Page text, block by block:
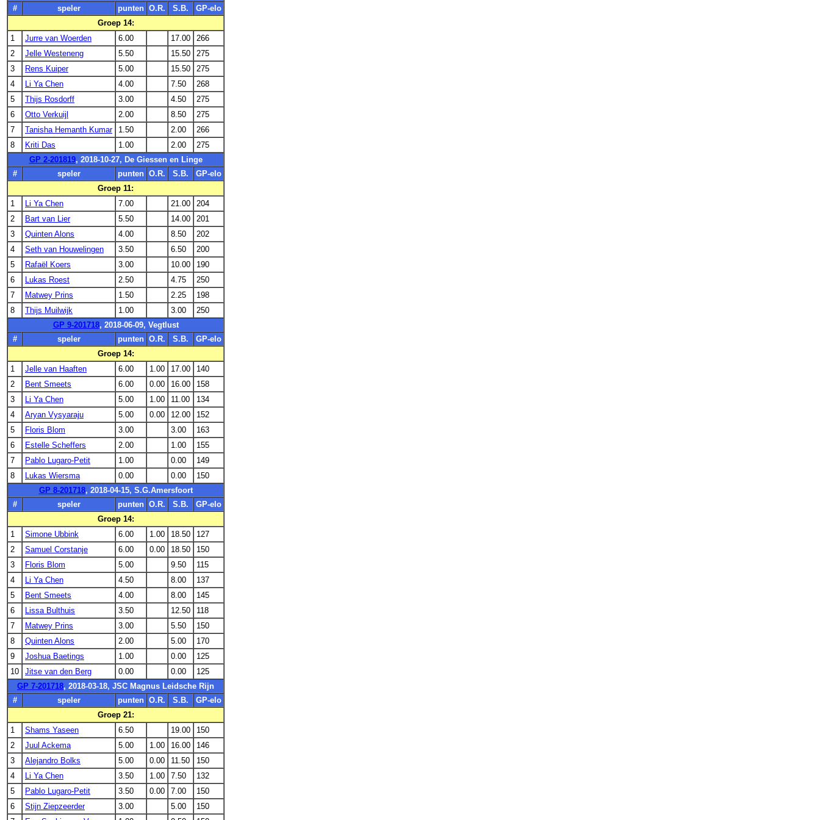
#
speler punten O.R. S.B.
GP-elo
Groep 14:
1
Jurre van Woerden 6.00 17.00
266
2
Jelle Westeneng 5.50 15.50
275
3
Rens Kuiper 5.00 15.50
275
4
Li Ya Chen 4.00 7.50
268
5
Thijs Rosdorff 3.00 4.50
275
6
Otto Verkuijl 2.00 8.50
275
7
Tanisha Hemanth Kumar 1.50 2.00
266
8
Kriti Das 1.00 2.00
275
GP 2-201819, 2018-10-27, De Giessen en Linge
#
speler punten O.R. S.B.
GP-elo
Groep 11:
1
Li Ya Chen 7.00 21.00
204
2
Bart van Lier 5.50 14.00
201
3
Quinten Alons 4.00 8.50
202
4
Seth van Houwelingen 3.50 6.50
200
5
Rafaël Koers 3.00 10.00
190
6
Lukas Roest 2.50 4.75
250
7
Matwey Prins 1.50 2.25
198
8
Thijs Muilwijk 1.00 3.00
250
GP 9-201718, 2018-06-09, Vegtlust
#
speler punten O.R. S.B.
GP-elo
Groep 14:
1
Jelle van Haaften 6.00 1.00 17.00
140
2
Bent Smeets 6.00 0.00 16.00
158
3
Li Ya Chen 5.00 1.00 11.00
134
4
Aryan Vysyaraju 5.00 0.00 12.00
152
5
Floris Blom 3.00 3.00
163
6
Estelle Scheffers 2.00 1.00
155
7
Pablo Lugaro-Petit 1.00 0.00
149
8
Lukas Wiersma 0.00 0.00
150
GP 8-201718, 2018-04-15, S.G.Amersfoort
#
speler punten O.R. S.B.
GP-elo
Groep 14:
1
Simone Ubbink 6.00 1.00 18.50
127
2
Samuel Corstanje 6.00 0.00 18.50
150
3
Floris Blom 5.00 9.50
115
4
Li Ya Chen 4.50 8.00
137
5
Bent Smeets 4.00 8.00
145
6
Lissa Bulthuis 3.50 12.50
118
7
Matwey Prins 3.00 5.50
150
8
Quinten Alons 2.00 5.00
170
9
Joshua Baetings 1.00 0.00
125
10
Jitse van den Berg 0.00 0.00
125
GP 7-201718, 2018-03-18, JSC Magnus Leidsche Rijn
#
speler punten O.R. S.B.
GP-elo
Groep 21:
1
Shams Yaseen 6.50 19.00
150
2
Juul Ackema 5.00 1.00 16.00
146
3
Alejandro Bolks 5.00 0.00 11.50
150
4
Li Ya Chen 3.50 1.00 7.50
132
5
Pablo Lugaro-Petit 3.50 0.00 7.00
150
6
Stijn Ziepzeerder 3.00 5.00
150